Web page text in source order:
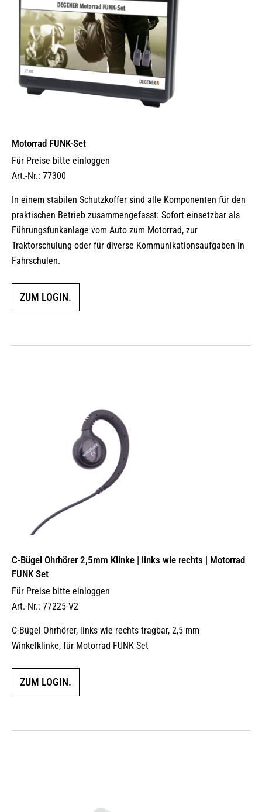
Motorrad FUNK-Set
Für Preise bitte einloggen
Art.-Nr.: 77300
In einem stabilen Schutzkoffer sind alle Komponenten für den
praktischen Betrieb zusammengefasst: Sofort einsetzbar als
Führungsfunkanlage vom Auto zum Motorrad, zur
Traktorschulung oder für diverse Kommunikationsaufgaben in
Fahrschulen.
ZUM LOGIN.
C-Bügel Ohrhörer 2,5mm Klinke | links wie rechts | Motorrad
FUNK Set
Für Preise bitte einloggen
Art.-Nr.: 77225-V2
C-Bügel Ohrhörer, links wie rechts tragbar, 2,5 mm
Winkelklinke, für Motorrad FUNK Set
ZUM LOGIN.